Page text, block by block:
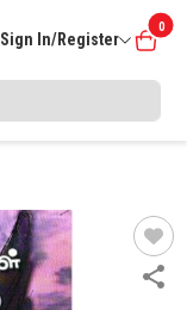
Sign In/Register
0